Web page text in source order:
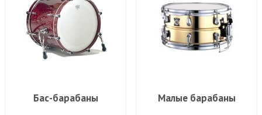
Бас-барабаны Малые барабаны